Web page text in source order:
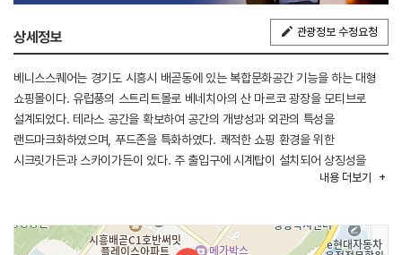
상세정보 관광정보 수정요청
베니스스퀘어는 경기도 시흥시 배곧동에 있는 복합문화공간 기능을 하는 대형
쇼핑몰이다. 유럽풍의 스트리트몰로 베네치아의 산 마르코 광장을 모티브로
설계되었다. 테라스 공간을 확보하여 공간의 개방성과 외관의 특성을
랜드마크화하였으며, 푸드존을 특화하였다. 쾌적한 쇼핑 환경을 위한
시크릿가든과 스카이가든이 있다. 주 출입구에 시계탑이 설치되어 상징성을
가지게 되었다. 쇼핑 공간은 총 8층으로 구성되어 있으며, 1층~7층까지 원스톱
내용 더보기